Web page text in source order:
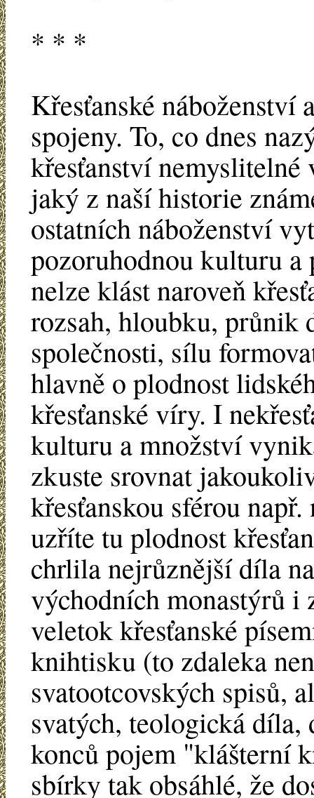
* * *
Křesťanské náboženství
spojeny. To, co dnes
křesťanství nemyslitelné
jaký z naší historie
ostatních náboženství
pozoruhodnou kulturu a
nelze klást naroveň
rozsah, hloubku, průnik
společnosti, sílu
hlavně o plodnost
křesťanské víry. I
kulturu a množství
zkuste srovnat
křesťanskou sférou
uzříte tu plodnost
chrlila nejrůznější díla
východních monastýrů i
veletok křesťanské
knihtisku (to zdaleka
svatootcovských spisů,
svatých, teologická
konců pojem "klášterní
sbírky tak obsáhlé, že